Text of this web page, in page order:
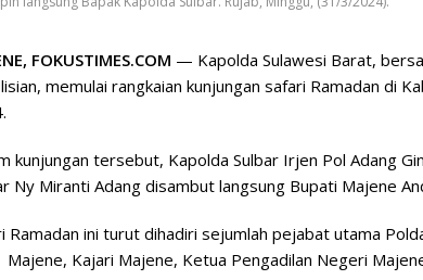
FOKUSTIMES.COM — Kapolda Sulawesi Barat,
memulai rangkaian kunjungan safari Ramadan di
kunjungan tersebut, Kapolda Sulbar Irjen Pol Adang
Ny Miranti Adang disambut langsung Bupati Majene
Ramadan ini turut dihadiri sejumlah pejabat utama
Majene, Kajari Majene, Ketua Pengadilan Negeri